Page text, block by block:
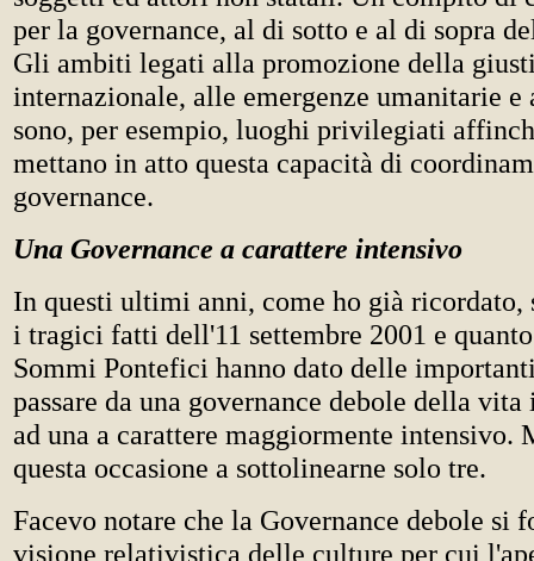
per la governance, al di sotto e al di sopra
Gli ambiti legati alla promozione della
internazionale, alle emergenze umanitarie
sono, per esempio, luoghi privilegiati
mettano in atto questa capacità di
governance.
Una Governance a carattere intensivo
In questi ultimi anni, come ho già ricordato,
i tragici fatti dell'11 settembre 2001 e
Sommi Pontefici hanno dato delle
passare da una governance debole della
ad una a carattere maggiormente intensivo.
questa occasione a sottolinearne solo tre.
Facevo notare che la Governance debole si
visione relativistica delle culture per cui